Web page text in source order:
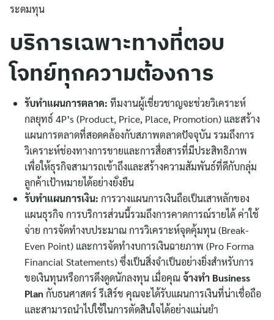
ระดมทุน
บริการเฉพาะทางที่ตอบ
โจทย์ทุกความต้องการ
รับทำแผนการตลาด: ทีมงานผู้เชี่ยวชาญจะช่วยวิเคราะห์
กลยุทธ์ 4P’s (Product, Price, Place, Promotion) และสร้าง
แผนการตลาดที่สอดคล้องกับสภาพตลาดปัจจุบัน รวมถึงการ
วิเคราะห์ช่องทางการขายและการสื่อสารที่มีประสิทธิภาพ
เพื่อให้ธุรกิจสามารถเข้าถึงและสร้างความสัมพันธ์ที่ดีกับกลุ่ม
ลูกค้าเป้าหมายได้อย่างยั่งยืน
รับทำแผนการเงิน: การวางแผนการเงินถือเป็นเสาหลักของ
แผนธุรกิจ การบริการส่วนนี้รวมถึงการคาดการณ์รายได้ ค่าใช้
จ่าย การจัดทำงบประมาณ การวิเคราะห์จุดคุ้มทุน (Break-
Even Point) และการจัดทำงบการเงินฉายภาพ (Pro Forma
Financial Statements) ซึ่งเป็นสิ่งจำเป็นอย่างยิ่งสำหรับการ
ขอเงินทุนหรือการดึงดูดนักลงทุน เมื่อคุณจ้างทำ Business
Planกับธนศาสตร์ รีเสิร์ช คุณจะได้รับแผนการเงินที่น่าเชื่อถือ
และสามารถนำไปใช้ในการตัดสินใจได้อย่างแม่นยำ